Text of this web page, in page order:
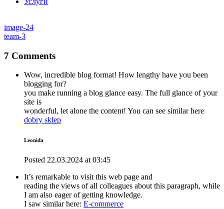
image-24
team-3
7 Comments
Wow, incredible blog format! How lengthy have you been
blogging for?
you make running a blog glance easy. The full glance of your
site is
wonderful, let alone the content! You can see similar here
dobry sklep
Leonida
Posted 22.03.2024 at 03:45
It’s remarkable to visit this web page and
reading the views of all colleagues about this paragraph, while
I am also eager of getting knowledge.
I saw similar here: E-commerce